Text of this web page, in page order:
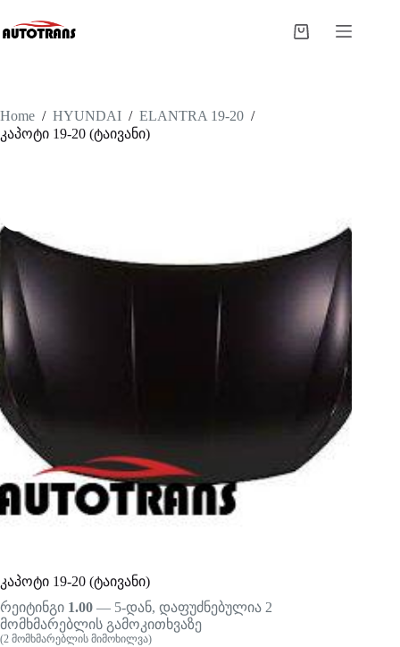
Home / HYUNDAI / ELANTRA 19-20 /
კაპოტი 19-20 (ტაივანი)
კაპოტი 19-20 (ტაივანი)
რეიტინგი 1.00 — 5-დან, დაფუძნებულია 2
მომხმარებლის გამოკითხვაზე
(2 მომხმარებლის მიმოხილვა)